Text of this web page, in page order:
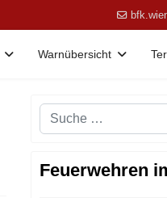
Warnübersicht
Suchen
Feuerwehren